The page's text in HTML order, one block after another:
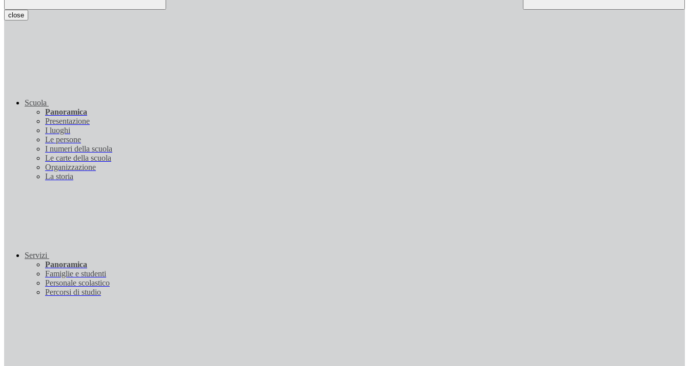
close
Scuola
Panoramica
Presentazione
I luoghi
Le persone
I numeri della scuola
Le carte della scuola
Organizzazione
La storia
Servizi
Panoramica
Famiglie e studenti
Personale scolastico
Percorsi di studio